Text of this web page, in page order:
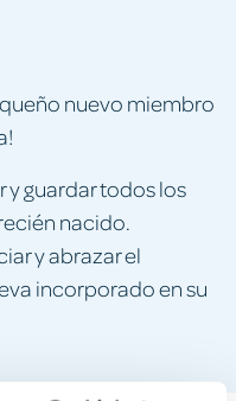
nuevo miembro
guardar todos los
nacido.
y abrazar el
incorporado en su